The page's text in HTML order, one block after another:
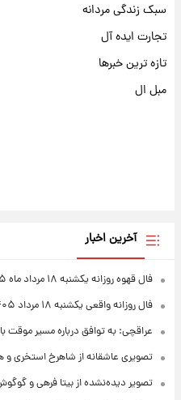
سبک زندگی مردانه
تجارت ایده آل
تازه ترین خبرها
مبل ال
آخرین اخبار
فال قهوه روزانه یکشنبه ۱۸ مرداد ماه ۱۴۰۵
فال روزانه واقعی یکشنبه ۱۸ مرداد ۱۴۰۵
عراقچی: به توافق درباره مسیر موقت
تصویری عاشقانه از شاهرخ
تصویر دیده‌نشده از بیتا فرهی و